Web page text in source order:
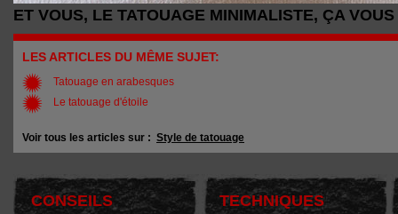
ET VOUS, LE TATOUAGE MINIMALISTE, ÇA
LES ARTICLES DU MÊME SUJET:
Tatouage en arabesques
Le tatouage d'étoile
Voir tous les articles sur : Style de tatouage
CONSEILS TECHNIQUES